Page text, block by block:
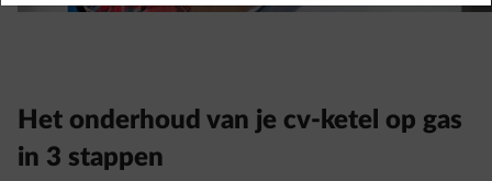
Het onderhoud van je cv-ketel op gas
in 3 stappen